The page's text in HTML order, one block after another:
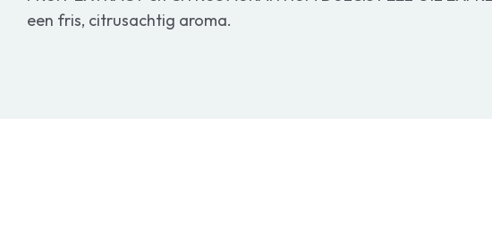
een fris, citrusachtig aroma.